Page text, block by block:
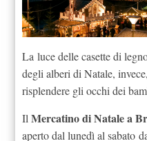
La luce delle casette di
degli alberi di Natale,
risplendere gli occhi dei
IlMercatino di Natale a
aperto dal lunedì al sabato